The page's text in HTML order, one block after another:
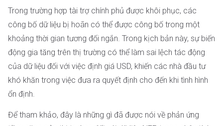
Trong trường hợp tài trợ chính phủ được khôi phục, các
công bố dữ liệu bị hoãn có thể được công bố trong một
khoảng thời gian tương đối ngắn. Trong kịch bản này, sự biến
động gia tăng trên thị trường có thể làm sai lệch tác động
của dữ liệu đối với việc định giá USD, khiến các nhà đầu tư
khó khăn trong việc đưa ra quyết định cho đến khi tình hình
ổn định.
Để tham khảo, đây là những gì đã được nói về phản ứng